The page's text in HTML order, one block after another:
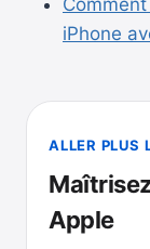
iPhone
ALLER PLUS
Apple